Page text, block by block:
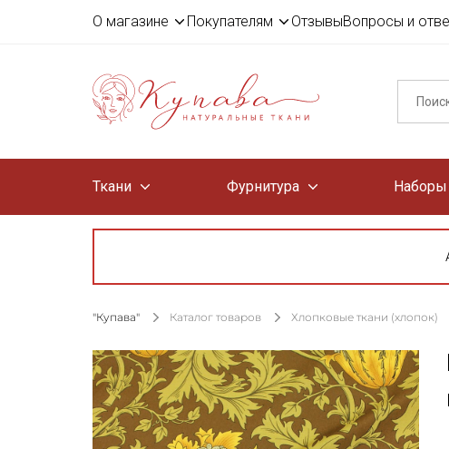
О магазине Покупателям ОтзывыВопросы и
Ткани Фурнитура Наборы
"Купава" Каталог товаров Хлопковые ткани (хлопок)